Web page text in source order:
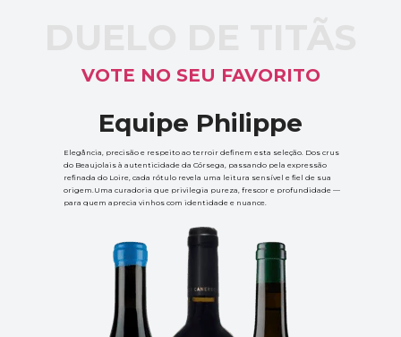
VOTE NO SEU FAVORITO
Equipe Philippe
Elegância, precisão e respeito ao terroir definem esta seleção. Dos crus
do Beaujolais à autenticidade da Córsega, passando pela expressão
refinada do Loire, cada rótulo revela uma leitura sensível e fiel de sua
origem.Uma curadoria que privilegia pureza, frescor e profundidade —
para quem aprecia vinhos com identidade e nuance.